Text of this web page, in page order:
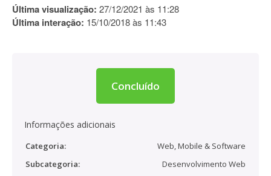
Última visualização: 27/12/2021 às 11:28
Última interação: 15/10/2018 às 11:43
Concluído
Informações adicionais
Categoria:
Web, Mobile & Software
Subcategoria:
Desenvolvimento Web